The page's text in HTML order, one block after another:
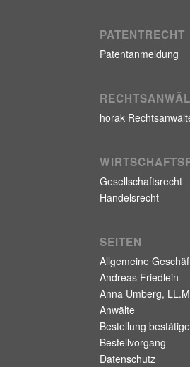
PATENTRECHT
Patentanmeldung
horak
Gesellschaftsrecht
Handelsrecht
SEITEN
Allgemeine
Andreas Friedlein
Anna Umberg,
Anwälte
Bestellung
Bestellvorgang
Datenschutz